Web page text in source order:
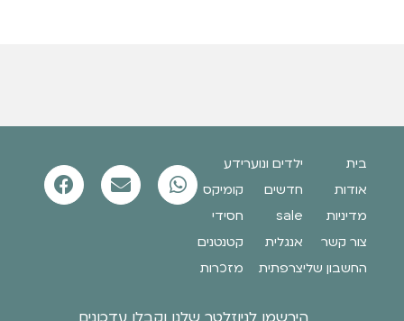
בית
אודות
מדיניות
צור קשר
החשבון שלי
ילדים ונוער
חדשים
sale
אנגלית
צרפתית
ידע
קומיקס
חסידי
קטנטנים
מזכרות